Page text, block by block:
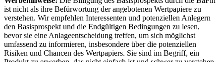
ist nicht als ihre Befürwortung der angebotenen Wertpapiere zu
verstehen. Wir empfehlen Interessenten und potenziellen Anlegern
den Basisprospekt und die Endgültigen Bedingungen zu lesen,
bevor sie eine Anlageentscheidung treffen, um sich möglichst
umfassend zu informieren, insbesondere über die potenziellen
Risiken und Chancen des Wertpapiers. Sie sind im Begriff, ein